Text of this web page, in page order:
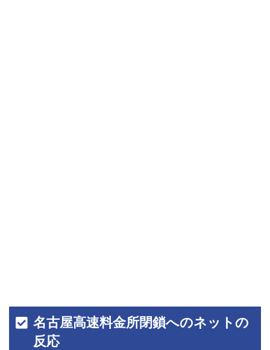
名古屋高速料金所閉鎖へのネットの
反応